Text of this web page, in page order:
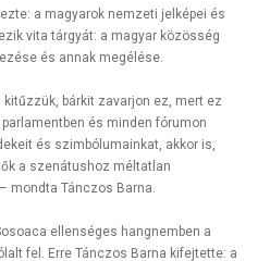
a magyarok nemzeti jelképei és
vita tárgyát: a magyar közösség
és annak megélése.
bárkit zavarjon ez, mert ez
és minden fórumon
és szimbólumainkat, akkor is,
a szenátushoz méltatlan
mondta Tánczos Barna.
ellenséges hangnemben a
fel. Erre Tánczos Barna kifejtette: a